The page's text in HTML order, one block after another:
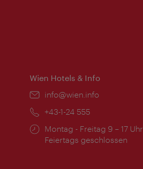
Wien Hotels & Info
Email:
info@wien.info
Telefon:
+43-1-24 555
Öffnungszeiten:
Montag - Freitag 9 – 17 Uhr
Feiertags geschlossen